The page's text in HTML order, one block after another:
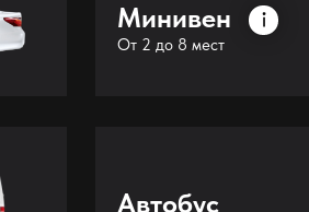
Минивен
Автобус
От 2 до 8 мест